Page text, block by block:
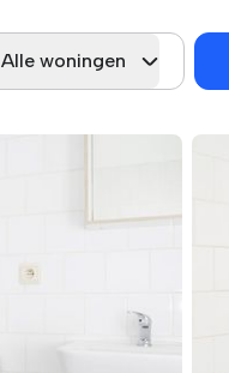
Alle woningen